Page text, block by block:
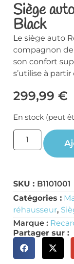
Siège
Black
Le siège auto
compagnon de
son confort
s’utilise à partir
299,99 €
En stock (peut
SKU : B1101001
Catégories :
réhausseur,
Marque :
Partager sur :